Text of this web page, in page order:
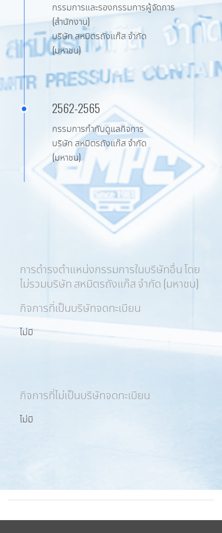
กรรมการและรองกรรมการผู้จัดการ
(สำนักงาน)
บริษัท สหมิตรถังแก๊ส จำกัด
(มหาชน)
2562-2565
กรรมการกำกับดูแลกิจการ
บริษัท สหมิตรถังแก๊ส จำกัด
(มหาชน)
การดำรงตำแหน่งกรรมการในบริษัทอื่น โดย
ไม่รวมบริษัท สหมิตรถังแก๊ส จำกัด (มหาชน)
กิจการที่เป็นบริษัทจดทะเบียน
ไม่มี
กิจการที่ไม่เป็นบริษัทจดทะเบียน
ไม่มี